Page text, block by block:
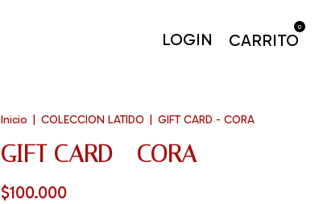
LOGIN CARRITO
0
Inicio COLECCION LATIDO GIFT CARD - CORA
GIFT CARD - CORA
$100.000